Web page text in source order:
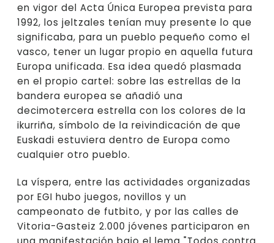
en vigor del Acta Única Europea prevista para
1992, los jeltzales tenían muy presente lo que
significaba, para un pueblo pequeño como el
vasco, tener un lugar propio en aquella futura
Europa unificada. Esa idea quedó plasmada
en el propio cartel: sobre las estrellas de la
bandera europea se añadió una
decimotercera estrella con los colores de la
ikurriña, símbolo de la reivindicación de que
Euskadi estuviera dentro de Europa como
cualquier otro pueblo.
La víspera, entre las actividades organizadas
por EGI hubo juegos, novillos y un
campeonato de futbito, y por las calles de
Vitoria-Gasteiz 2.000 jóvenes participaron en